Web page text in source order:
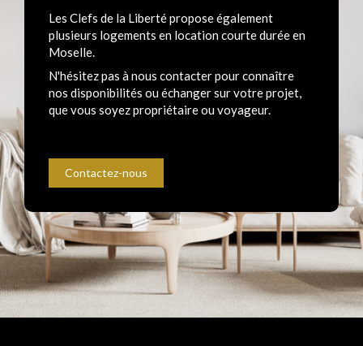
Les Clefs de la Liberté propose également
plusieurs logements en location courte durée en
Moselle.
N'hésitez pas à nous contacter pour connaître
nos disponibilités ou échanger sur votre projet,
que vous soyez propriétaire ou voyageur.
Contactez-nous